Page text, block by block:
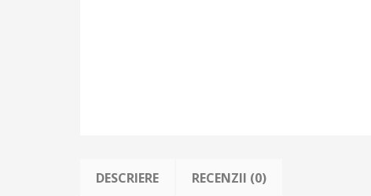
DESCRIERE RECENZII (0)